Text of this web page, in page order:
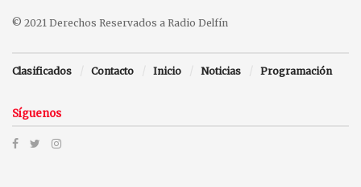
© 2021 Derechos Reservados a Radio Delfín
Clasificados Contacto Inicio Noticias Programación
Síguenos